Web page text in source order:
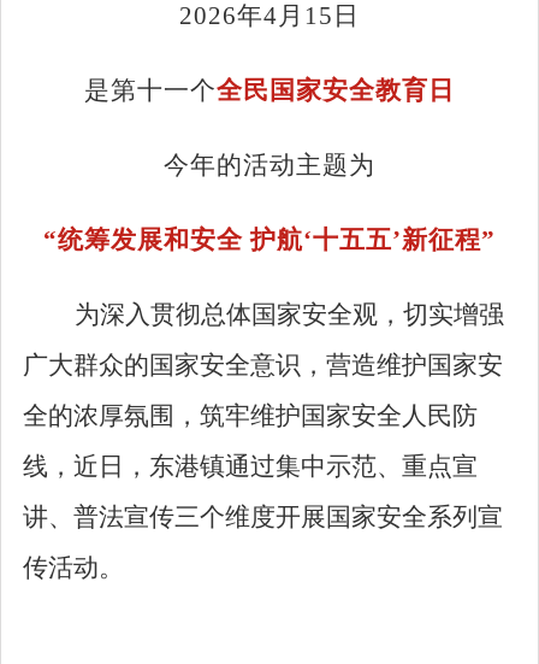
2026年4月 15 日
是第十一个全民国家安全教育日
今年的活动主题为
“统筹发展和安全 护航‘十五五’新征程”
为深入贯彻总体国家安全观，切实增强
广大群众的国家安全意识，营造维护国家安
全的浓厚氛围，筑牢维护国家安全人民防
线，近日，东港镇通过集中示范、重点宣
讲、普法宣传三个维度开展国家安全系列宣
传活动。